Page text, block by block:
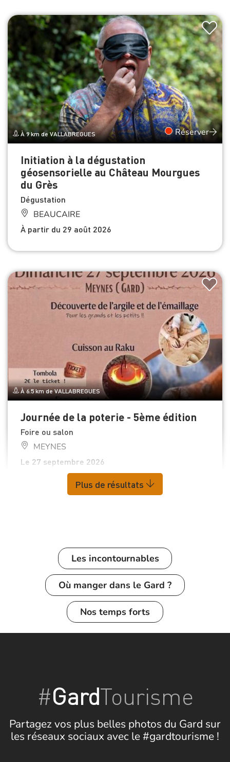
À 9 km de VALLABREGUES Réserver
Initiation à la dégustation
géosensorielle au Château Mourgues
du Grès
Dégustation
BEAUCAIRE
À partir du 29 août 2026
À 6.5 km de VALLABREGUES
Journée de la poterie - 5ème édition
Foire ou salon
MEYNES
Le 27 septembre 2026
Plus de résultats
Les incontournables
Où manger dans le Gard ?
Nos temps forts
#GardTourisme
Partagez vos plus belles photos du Gard sur
les réseaux sociaux avec le #gardtourisme !